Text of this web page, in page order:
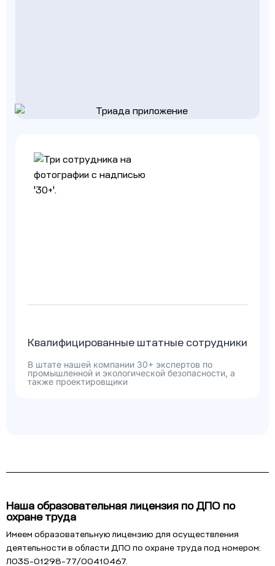
Квалифицированные штатные сотрудники
В штате нашей компании 30+ экспертов по
промышленной и экологической безопасности, а
также проектировщики
Наша образовательная лицензия по ДПО по
охране труда
Имеем образовательную лицензию для осуществления
деятельности в области ДПО по охране труда под номером:
Л035-01298-77/00410467.